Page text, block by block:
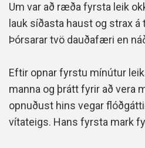
Um var að ræða fyrsta leik
lauk síðasta haust og strax
Þórsarar tvö dauðafæri en
Eftir opnar fyrstu mínútur
manna og þrátt fyrir að vera
opnuðust hins vegar
vítateigs. Hans fyrsta mark